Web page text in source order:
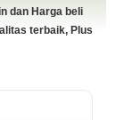
dan Harga beli
terbaik, Plus